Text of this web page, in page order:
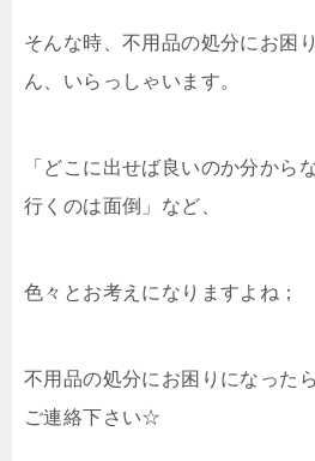
そんな時、不用品の処分にお困
ん、いらっしゃいます。
「どこに出せば良いのか分から
行くのは面倒」など、
色々とお考えになりますよね；
不用品の処分にお困りになった
ご連絡下さい☆